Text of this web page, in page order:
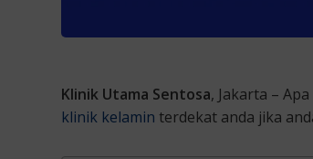
Klinik Utama Sentosa, Jakarta –
klinik kelamin terdekat anda jika